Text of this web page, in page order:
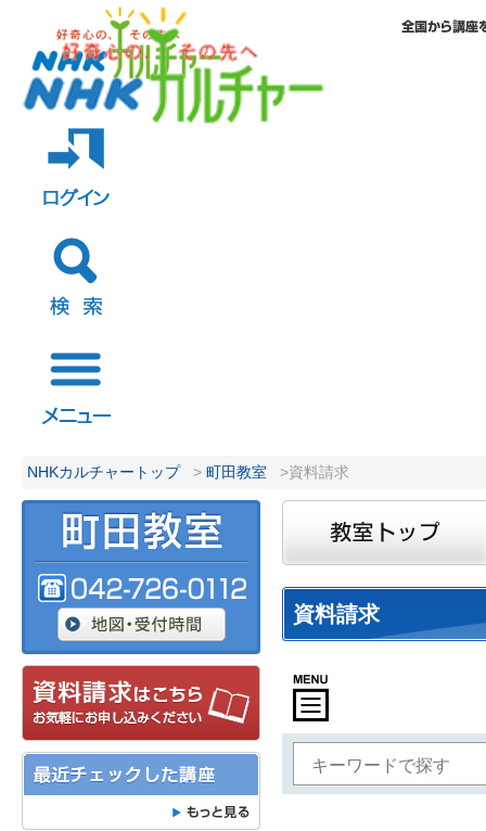
NHKカルチャートップ > 町田教室 >資料請求
資料請求